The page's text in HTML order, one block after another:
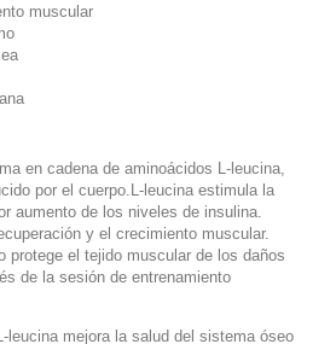
muscular
en cadena de aminoácidos L-leucina,
por el cuerpo.L-leucina estimula la
aumento de los niveles de insulina.
y el crecimiento muscular.
protege el tejido muscular de los daños
de la sesión de entrenamiento
leucina mejora la salud del sistema óseo